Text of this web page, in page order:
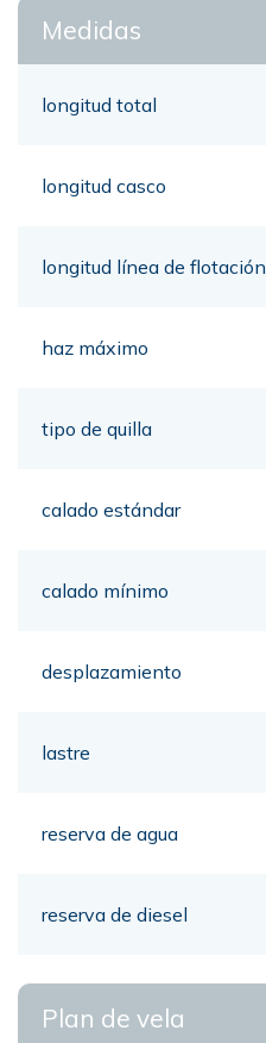
Medidas
longitud total
longitud casco
longitud línea de flotación
haz máximo
tipo de quilla
calado estándar
calado mínimo
desplazamiento
lastre
reserva de agua
reserva de diesel
Plan de vela